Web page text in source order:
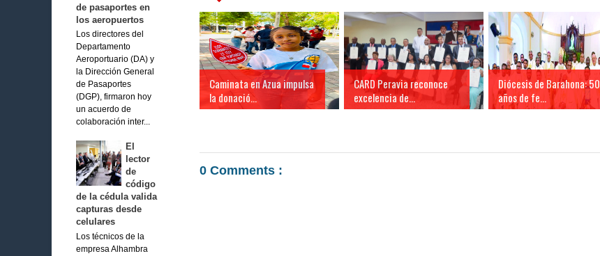
de pasaportes en
los aeropuertos
Los directores del
Departamento
Aeroportuario (DA) y
la Dirección General
de Pasaportes
(DGP), firmaron hoy
un acuerdo de
colaboración inter...
El
lector
de
código
de la cédula valida
capturas desde
celulares
Los técnicos de la
empresa Alhambra
Caminata en Azua impulsa
la donació...
CARD Peravia reconoce
excelencia de...
Diócesis de Barahona: 50
años de fe...
0 Comments :